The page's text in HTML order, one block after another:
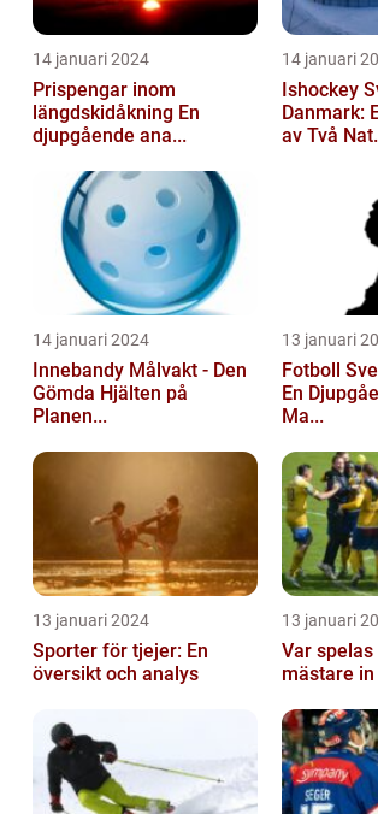
14 januari 2024
Prispengar inom
längdskidåkning En
djupgående ana...
14 januari
Ishockey
Danmark:
av Två
14 januari 2024
Innebandy Målvakt - Den
Gömda Hjälten på
Planen...
13 januari
Fotboll
En
Ma...
13 januari 2024
Sporter för tjejer: En
översikt och analys
13 januari
Var
mästare in